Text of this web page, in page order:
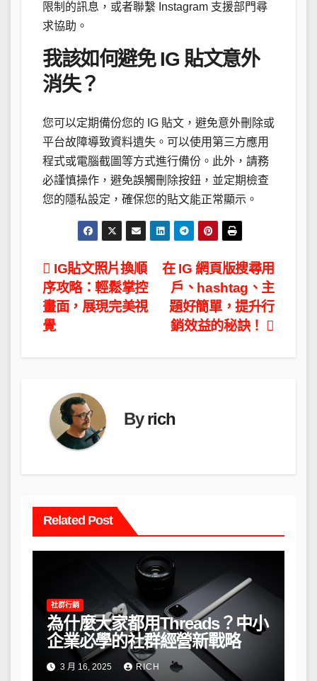
限制的訊息，或者聯繫 Instagram 支援部門尋
求協助。
我該如何避免 IG 貼文意外
消失？
您可以定期備份您的 IG 貼文，避免意外刪除或
平台故障導致資料遺失。可以使用第三方應用
程式或電腦截圖等方式進行備份。此外，請務
必謹慎操作，避免誤觸刪除按鈕，並定期檢查
您的隱私設定，確保您的貼文能正常顯示。
文
章
導
覽
在 IG 網頁版搜尋用
戶、hashtag、主
題好簡單，提升行
銷效益的秘訣！
IG貼文照片換順
序攻略：輕鬆掌控
畫面，展現完美視
覺
Byrich
Related Post
社群行銷
為什麼大家都用Threads？中小
企業必學的社群經營新戰略
3 月 16, 2025 RICH